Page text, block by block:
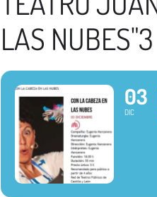
LAS
03
DIC